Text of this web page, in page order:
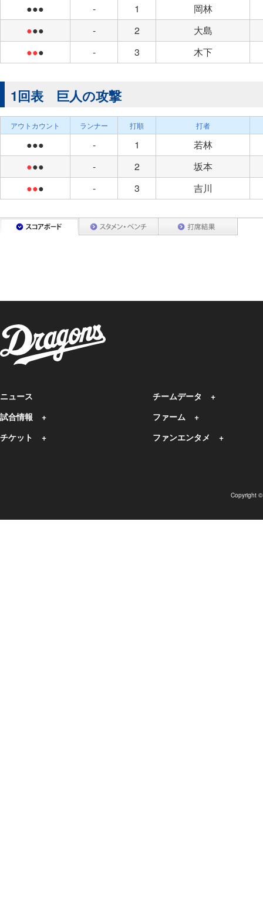
●●● - 1
岡林
●●● - 2
大島
●●● - 3 木下
1回表 巨人の攻撃
アウトカウント ランナー 打順 打者
●●● - 1
若林
●●● - 2
坂本
●●● - 3 吉川
ニュース
試合情報
チケット
チームデータ
ファーム
ファンエンタメ
Copyright